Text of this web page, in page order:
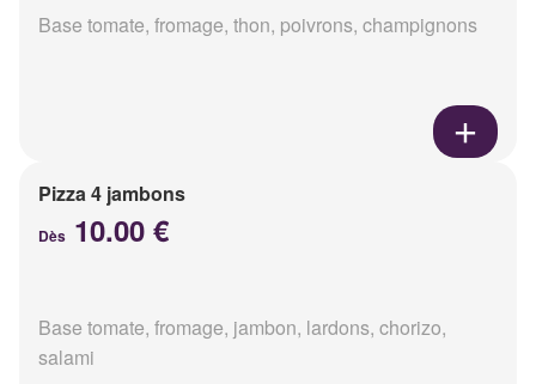
Base tomate, fromage, thon, poivrons, champignons
Pizza 4 jambons
Dès 10.00 €
Base tomate, fromage, jambon, lardons, chorizo,
salami